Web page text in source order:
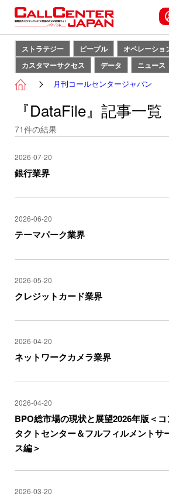
ストラテジー ピープル オペレーショ
カスタマーサクセス
データ ニュース
月刊コールセンタージャパン
『DataFile』記事一覧
71件の結果
2026-07-20
銀行業界
2026-06-20
テーマパーク業界
2026-05-20
クレジットカード業界
2026-04-20
ネットワークカメラ業界
2026-04-20
BPO総市場の現状と展望2026年版＜コ
タクトセンター＆フルフィルメントサ
ス編＞
2026-03-20